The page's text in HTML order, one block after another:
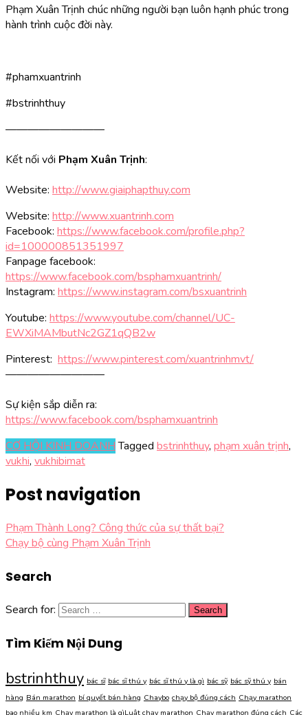
Phạm Xuân Trịnh chúc những người bạn luôn hạnh phúc trong
hành trình cuộc đời này.
#phamxuantrinh
#bstrinhthuy
—————————
Kết nối với Phạm Xuân Trịnh:
Website: http://www.giaiphapthuy.com
Website: http://www.xuantrinh.com
Facebook: https://www.facebook.com/profile.php?
id=100000851351997
Fanpage facebook:
https://www.facebook.com/bsphamxuantrinh/
Instagram: https://www.instagram.com/bsxuantrinh
Youtube: https://www.youtube.com/channel/UC-
EWXiMAMbutNc2GZ1qQB2w
Pinterest: https://www.pinterest.com/xuantrinhmvt/
—————————
Sự kiện sắp diễn ra:
https://www.facebook.com/bsphamxuantrinh
CƠ HỘI KINH DOANH Tagged bstrinhthuy, phạm xuân trịnh,
vukhi, vukhibimat
Post navigation
Phạm Thành Long? Công thức của sự thất bại?
Chạy bộ cùng Phạm Xuân Trịnh
Search
Search for:
Tìm Kiếm Nội Dung
bstrinhthuy bác sĩ bác sĩ thú y bác sĩ thú y là gì bác sỹ bác sỹ thú y bán
hàng Bán marathon bí quyết bán hàng Chaybo chạy bộ đúng cách Chạy marathon
bao nhiều km Chạy marathon là gìLuật chạy marathon Chạy marathon đúng cách Các